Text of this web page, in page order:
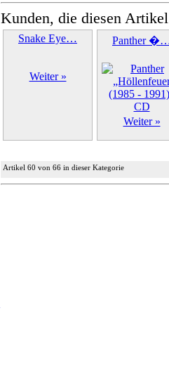
Kunden, die diesen
Snake Eye…
Weiter »
Panther
Weiter »
Artikel 60 von 66 in dieser Kategorie